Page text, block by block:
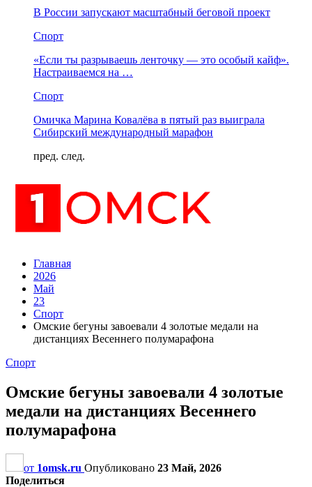
В России запускают масштабный беговой проект
Спорт
«Если ты разрываешь ленточку — это особый кайф».
Настраиваемся на …
Спорт
Омичка Марина Ковалёва в пятый раз выиграла
Сибирский международный марафон
пред. след.
Главная
2026
Май
23
Спорт
Омские бегуны завоевали 4 золотые медали на
дистанциях Весеннего полумарафона
Спорт
Омские бегуны завоевали 4 золотые
медали на дистанциях Весеннего
полумарафона
от 1omsk.ru Опубликовано 23 Май, 2026
Поделиться